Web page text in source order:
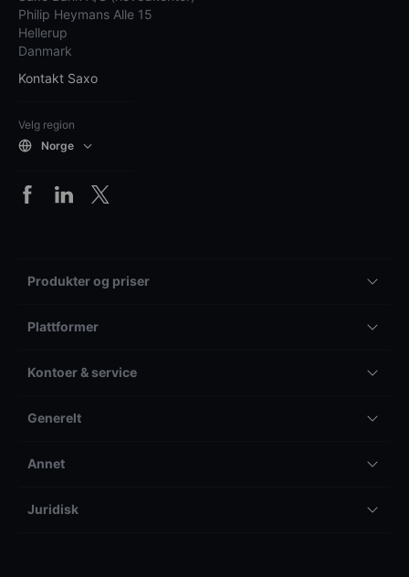
Philip Heymans Alle 15
Hellerup
Danmark
Kontakt Saxo
Velg region
Norge
Produkter og priser
Plattformer
Kontoer & service
Generelt
Annet
Juridisk